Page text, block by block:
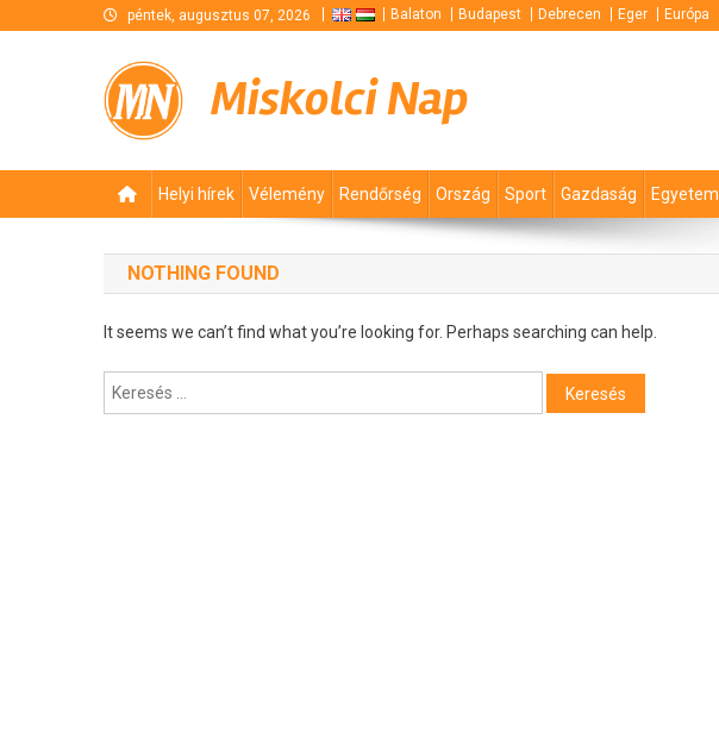
péntek, augusztus 07, 2026 Balaton Budapest Debrecen Eger Európa
Miskolci Nap
Helyi hírek Vélemény Rendőrség Ország Sport Gazdaság Egyetem
NOTHING FOUND
It seems we can’t find what you’re looking for. Perhaps searching can help.
Keresés: